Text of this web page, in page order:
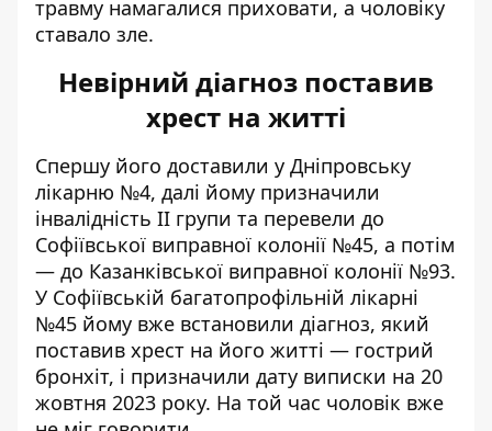
травму намагалися приховати, а чоловіку
ставало зле.
Невірний діагноз поставив
хрест на житті
Спершу його доставили у Дніпровську
лікарню №4, далі йому призначили
інвалідність II групи та перевели до
Софіївської виправної колонії №45, а потім
— до Казанківської виправної колонії №93.
У Софіївській багатопрофільній лікарні
№45 йому вже встановили діагноз, який
поставив хрест на його житті — гострий
бронхіт, і призначили дату виписки на 20
жовтня 2023 року. На той час чоловік вже